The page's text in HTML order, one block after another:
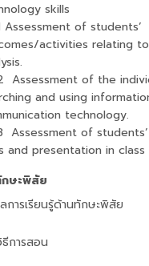
skills
Assessment of students’
activities relating
Assessment of the
and using
technology.
Assessment of
and presentation in class
ษะพิสัย
การเรียนรู้ด้านทักษะพิสัย
การสอน